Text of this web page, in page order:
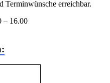
Terminwünsche erreichbar.
– 16.00